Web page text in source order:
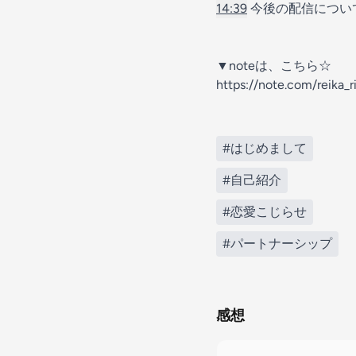
14:39 今後の配信につい
▼noteは、こちら☆
https://note.com/
#はじめまして
#自己紹介
#恋愛こじらせ
#パートナーシップ
感想